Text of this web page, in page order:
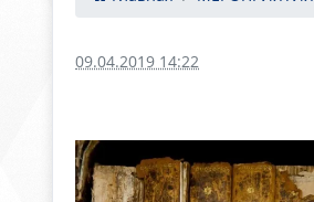
09.04.2019 14:22